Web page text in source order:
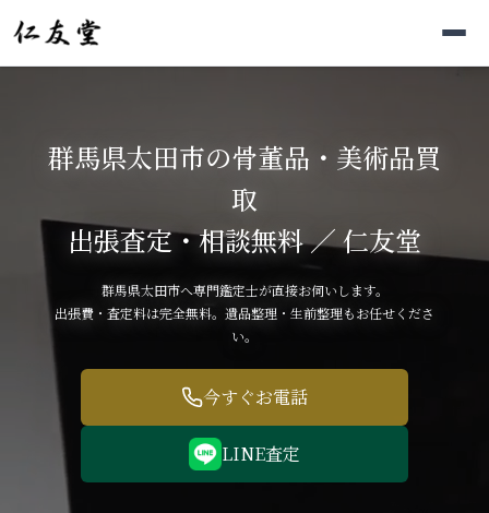
群馬県太田市の骨董品・美術品買
取
出張査定・相談無料 ／ 仁友堂
群馬県太田市へ専門鑑定士が直接お伺いします。
出張費・査定料は完全無料。遺品整理・生前整理もお任せくださ
い。
今すぐお電話
LINE査定